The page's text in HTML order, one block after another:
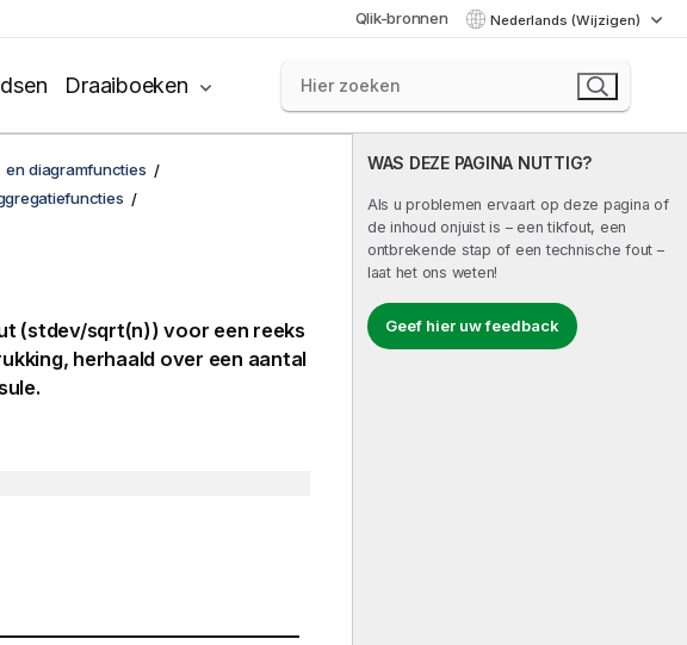
Qlik-bronnen Nederlands (Wijzigen)
Draaiboeken
WAS DEZE PAGINA NUTTIG?
Als u problemen ervaart op deze pagina of
de inhoud onjuist is – een tikfout, een
ontbrekende stap of een technische fout –
laat het ons weten!
Geef hier uw feedback
en diagramfuncties
(stdev/sqrt(n)) voor een reeks
herhaald over een aantal